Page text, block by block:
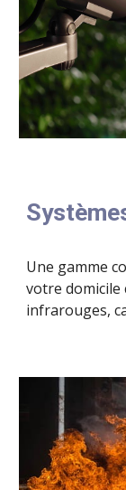
Une gamme
votre
infrarouges,